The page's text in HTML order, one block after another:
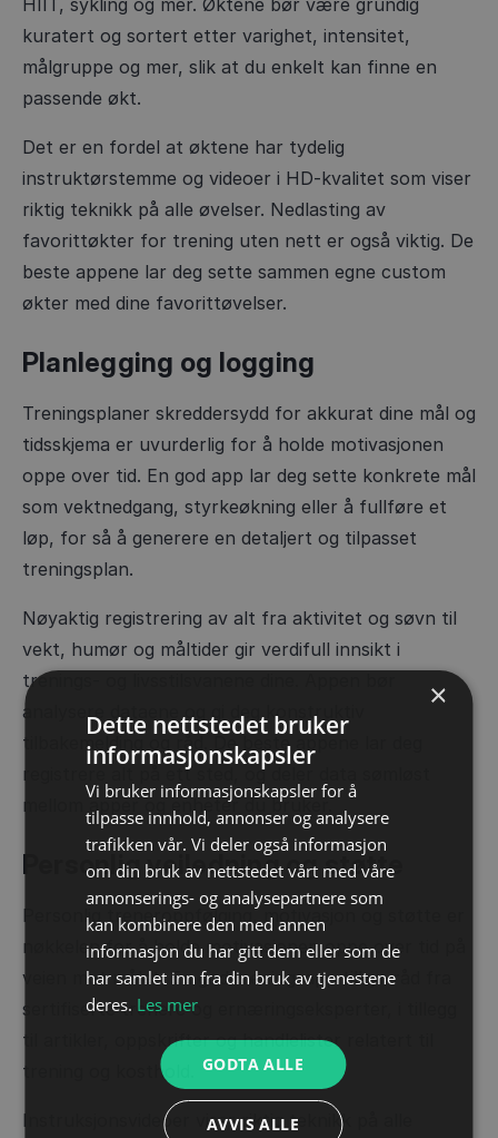
kuratert og sortert etter varighet, intensitet,
målgruppe og mer, slik at du enkelt kan finne en
passende økt.
Det er en fordel at øktene har tydelig
instruktørstemme og videoer i HD-kvalitet som viser
riktig teknikk på alle øvelser. Nedlasting av
favorittøkter for trening uten nett er også viktig. De
beste appene lar deg sette sammen egne custom
økter med dine favorittøvelser.
Planlegging og logging
Treningsplaner skreddersydd for akkurat dine mål og
tidsskjema er uvurderlig for å holde motivasjonen
oppe over tid. En god app lar deg sette konkrete mål
som vektnedgang, styrkeøkning eller å fullføre et
løp, for så å generere en detaljert og tilpasset
treningsplan.
Nøyaktig registrering av alt fra aktivitet og søvn til
vekt, humør og måltider gir verdifull innsikt i
trenings- og livsstilsvanene dine. Appen bør
analysere dataene og gi deg konstruktiv
tilbakemelding og råd. De beste appene lar deg
registrere alt på ett sted, og deler data sømløst
mellom apper og enheter du bruker.
Personlig veiledning og støtte
Personlig treneroppfølging, motivasjon og støtte er
nøkkelen for å holde motivasjonen oppe over tid på
veien mot målet. En god treningsapp tilbyr råd fra
sertifiserte trenere og ernæringseksperter, i tillegg
til artikler, oppskrifter og handlelister relatert til
trening og kosthold.
Instruksjonsvideoer viser riktig teknikk på alle
×
Dette nettstedet bruker
informasjonskapsler
Vi bruker informasjonskapsler for å
tilpasse innhold, annonser og analysere
trafikken vår. Vi deler også informasjon
om din bruk av nettstedet vårt med våre
annonserings- og analysepartnere som
kan kombinere den med annen
informasjon du har gitt dem eller som de
har samlet inn fra din bruk av tjenestene
deres. Les mer
GODTA ALLE
AVVIS ALLE